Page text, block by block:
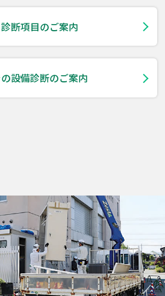
断項目のご案内
設備診断のご案内